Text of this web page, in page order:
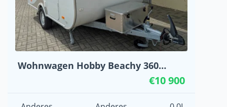
Wohnwagen Hobby Beachy 360
€10 900